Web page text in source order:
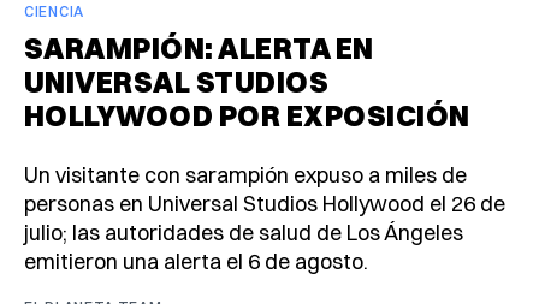
CIENCIA
SARAMPIÓN: ALERTA EN
UNIVERSAL STUDIOS
HOLLYWOOD POR EXPOSICIÓN
Un visitante con sarampión expuso a miles de
personas en Universal Studios Hollywood el 26 de
julio; las autoridades de salud de Los Ángeles
emitieron una alerta el 6 de agosto.